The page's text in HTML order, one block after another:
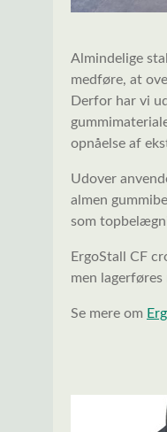
Almindelige
medføre, at
Derfor har vi
opnåelse af
Udover
almen
som
ErgoStall CF
men
Se mere om